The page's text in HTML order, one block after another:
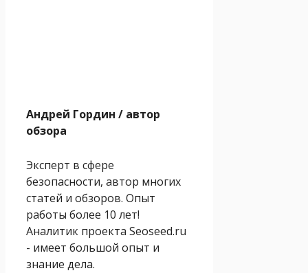
Андрей Гордин / автор
обзора
Эксперт в сфере
безопасности, автор многих
статей и обзоров. Опыт
работы более 10 лет!
Аналитик проекта Seoseed.ru
- имеет большой опыт и
знание дела.